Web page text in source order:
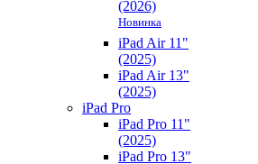
(2026)
Новинка
iPad Air 11"
(2025)
iPad Air 13"
(2025)
iPad Pro
iPad Pro 11"
(2025)
iPad Pro 13"